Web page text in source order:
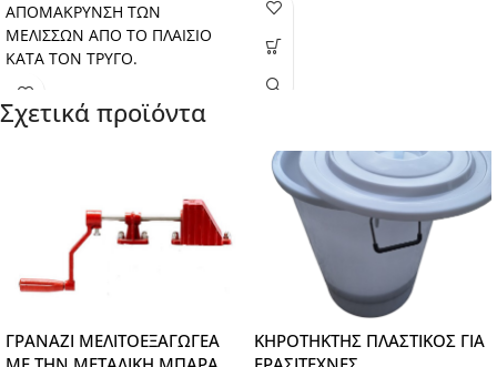
ΑΠΟΜΑΚΡΥΝΣΗ ΤΩΝ
ΜΕΛΙΣΣΩΝ ΑΠΟ ΤΟ ΠΛΑΙΣΙΟ
ΚΑΤΑ ΤΟΝ ΤΡΥΓΟ.
Σχετικά προϊόντα
ΓΡΑΝΑΖΙ ΜΕΛΙΤΟΕΞΑΓΩΓΕΑ
ΚΗΡΟΤΗΚΤΗΣ ΠΛΑΣΤΙΚΟΣ ΓΙΑ